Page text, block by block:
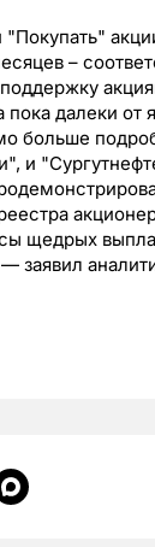
–
пока далеки от
больше
и
щедрых
заявил